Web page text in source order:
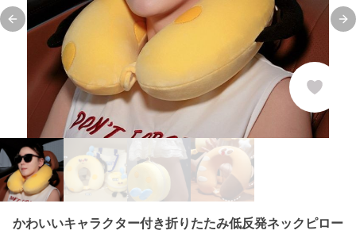
Previous slide
かわいいキャラクター付き折りたたみ低反発ネックピロー